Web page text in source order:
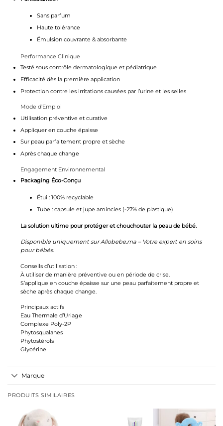
Sans parfum
Haute tolérance
Émulsion couvrante & absorbante
Performance Clinique
Testé sous contrôle dermatologique et pédiatrique
Efficacité dès la première application
Protection contre les irritations causées par l’urine et les selles
Mode d’Emploi
Utilisation préventive et curative
Appliquer en couche épaisse
Sur peau parfaitement propre et sèche
Après chaque change
Engagement Environnemental
Packaging Éco-Conçu
Étui : 100% recyclable
Tube : capsule et jupe amincies (-27% de plastique)
La solution ultime pour protéger et chouchouter la peau de bébé.
Disponible uniquement sur Allobebe.ma – Votre expert en soins
pour bébés.
Conseils d’utilisation :
À utiliser de manière préventive ou en période de crise.
S’applique en couche épaisse sur une peau parfaitement propre et
sèche après chaque change.
Principaux actifs
Eau Thermale d’Uriage
Complexe Poly-2P
Phytosqualanes
Phytostérols
Glycérine
Marque
PRODUITS SIMILAIRES